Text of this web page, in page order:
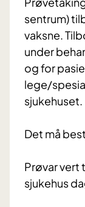
sentrum)
vaksne.
under
og for
lege/
sjukehuset.
Det må
Prøvar vert
sjukehus